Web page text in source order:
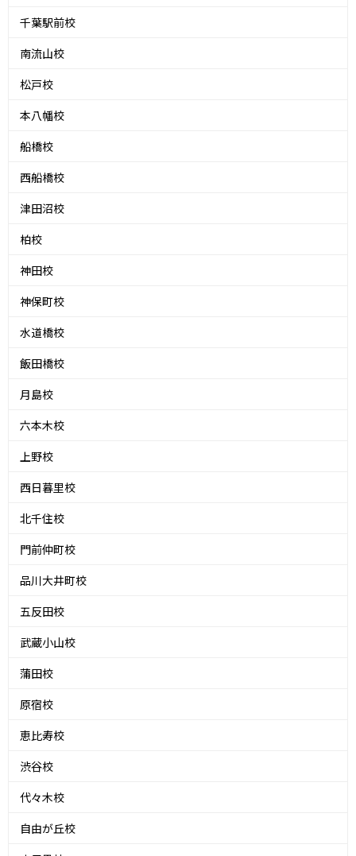
千葉駅前校
南流山校
松戸校
本八幡校
船橋校
西船橋校
津田沼校
柏校
神田校
神保町校
水道橋校
飯田橋校
月島校
六本木校
上野校
西日暮里校
北千住校
門前仲町校
品川大井町校
五反田校
武蔵小山校
蒲田校
原宿校
恵比寿校
渋谷校
代々木校
自由が丘校